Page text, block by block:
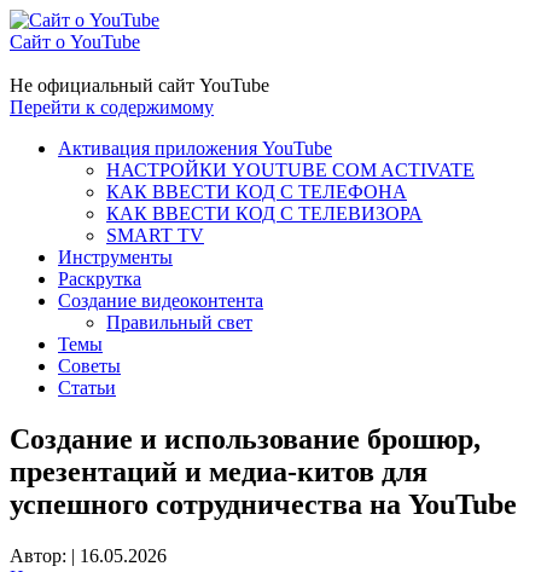
Сайт о YouTube
Не официальный сайт YouTube
Перейти к содержимому
Активация приложения YouTube
НАСТРОЙКИ YOUTUBE COM ACTIVATE
КАК ВВЕСТИ КОД С ТЕЛЕФОНА
КАК ВВЕСТИ КОД С ТЕЛЕВИЗОРА
SMART TV
Инструменты
Раскрутка
Создание видеоконтента
Правильный свет
Темы
Советы
Статьи
Создание и использование брошюр,
презентаций и медиа-китов для
успешного сотрудничества на YouTube
Автор: | 16.05.2026